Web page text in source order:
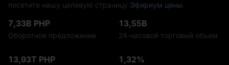
посетите нашу целевую страницу Эфириум цены
7,33B PHP
Оборотное предложение
13,55B
24-часовой торговый объем
13,93T PHP 1,32%